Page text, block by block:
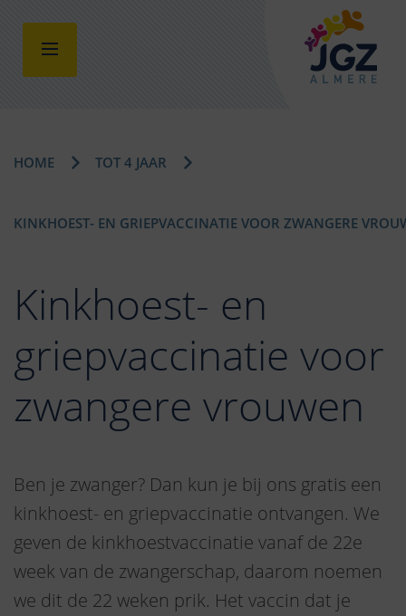
HOME TOT 4 JAAR
KINKHOEST- EN GRIEPVACCINATIE VOOR ZWANGERE
Kinkhoest- en
griepvaccinatie voor
zwangere vrouwen
Ben je zwanger? Dan kun je bij ons gratis een
kinkhoest- en griepvaccinatie ontvangen. We
geven de kinkhoestvaccinatie vanaf de 22e
week van de zwangerschap, daarom noemen
we dit de 22 weken prik. Het vaccin dat je